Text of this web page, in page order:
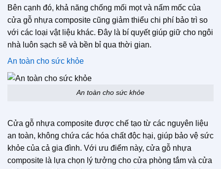
Bên cạnh đó, khả năng chống mối mọt và nấm mốc của
cửa gỗ nhựa composite cũng giảm thiểu chi phí bảo trì so
với các loại vật liệu khác. Đây là bí quyết giúp giữ cho ngôi
nhà luôn sạch sẽ và bền bỉ qua thời gian.
An toàn cho sức khỏe
An toàn cho sức khỏe
Cửa gỗ nhựa composite được chế tạo từ các nguyên liệu
an toàn, không chứa các hóa chất độc hại, giúp bảo vệ sức
khỏe của cả gia đình. Với ưu điểm này, cửa gỗ nhựa
composite là lựa chọn lý tưởng cho cửa phòng tắm và cửa